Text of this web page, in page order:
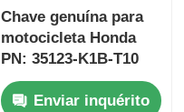
Chave genuína para
motocicleta Honda
PN: 35123-K1B-T10
chave remota de três
botõesEnviar inquérito